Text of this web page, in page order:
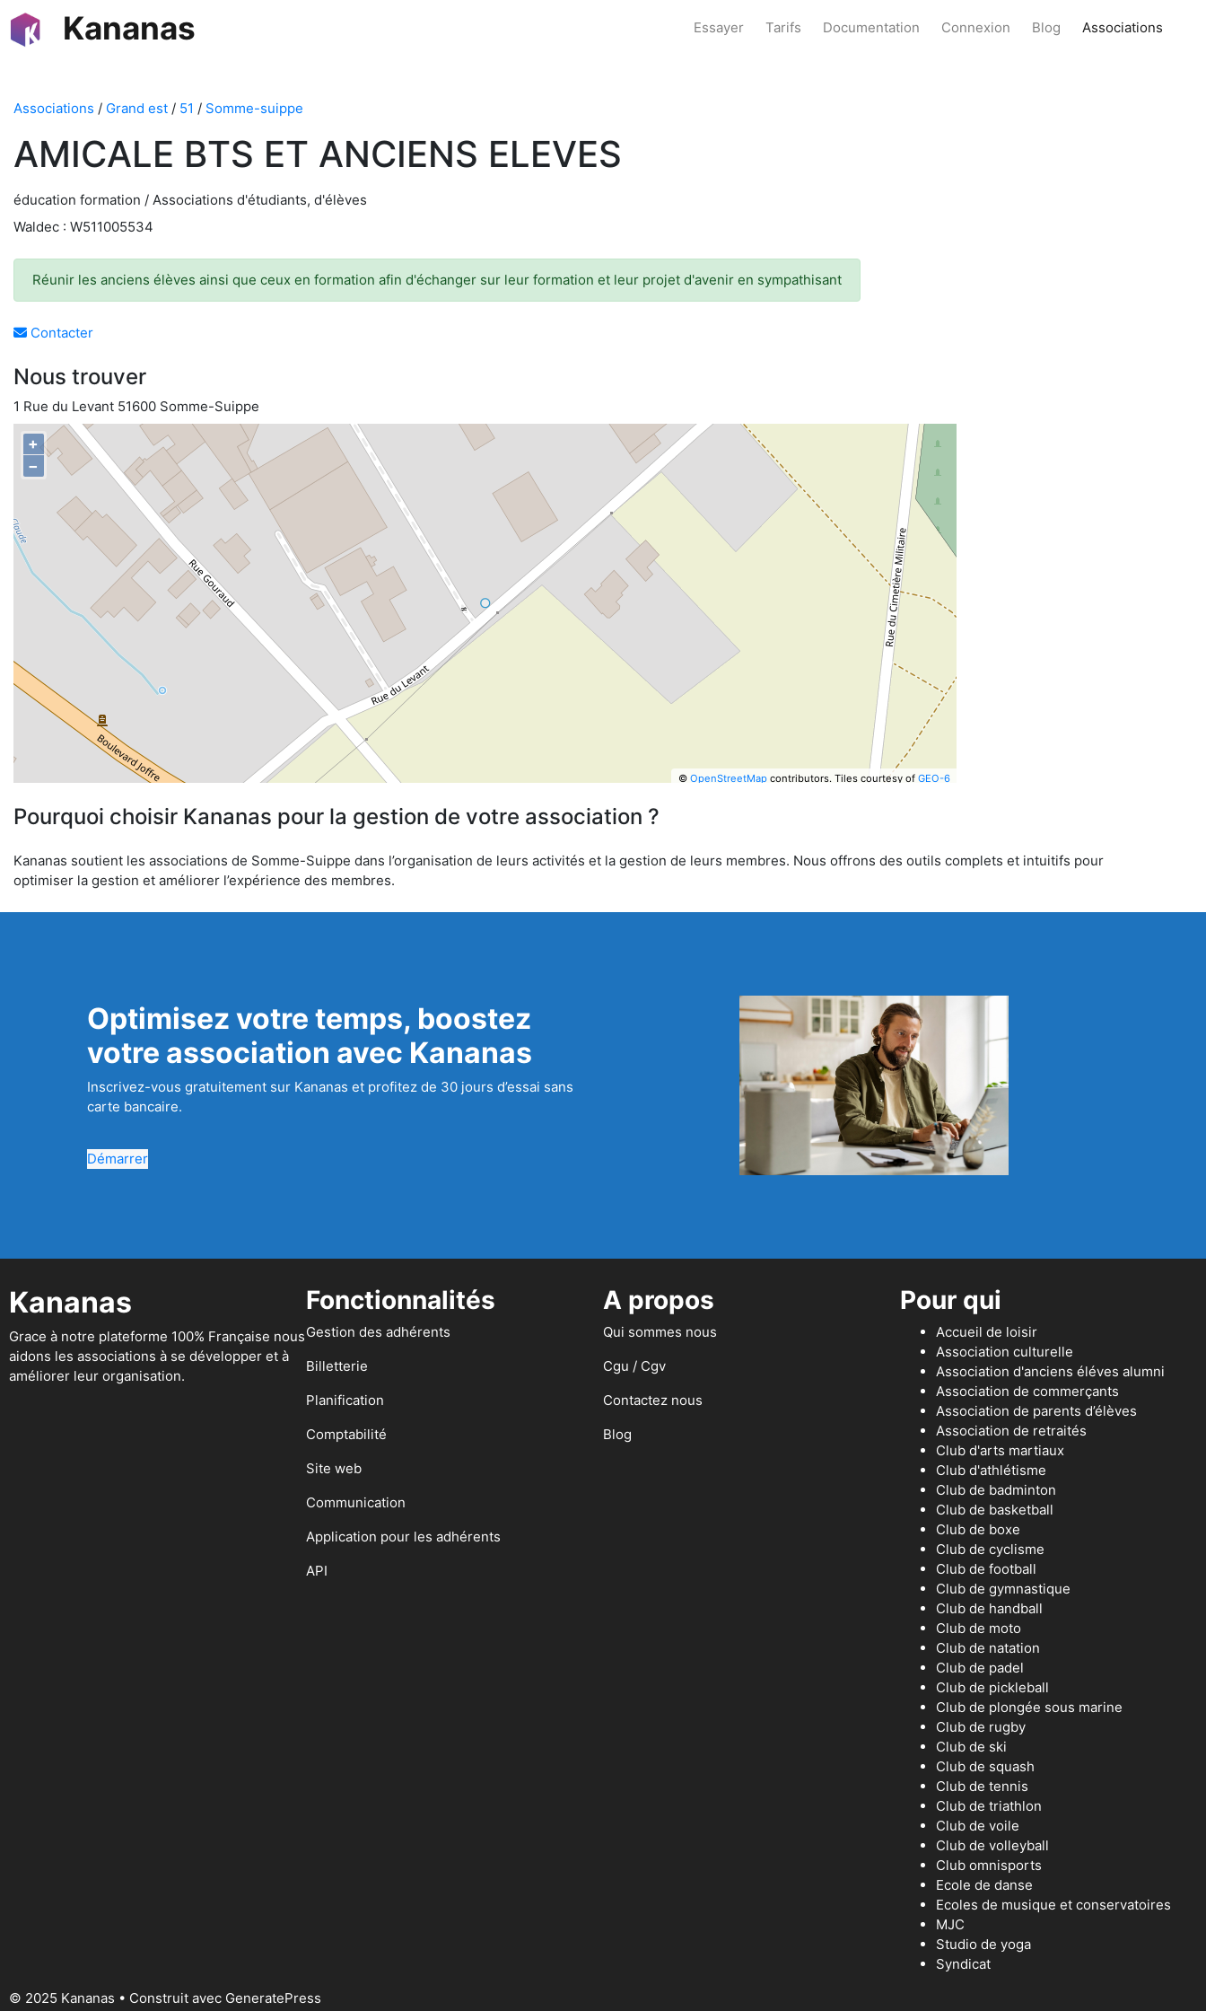
Kananas Essayer Tarifs Documentation Connexion Blog Associations
Associations / Grand est / 51 / Somme-suippe
AMICALE BTS ET ANCIENS ELEVES
éducation formation / Associations d'étudiants, d'élèves
Waldec : W511005534
Réunir les anciens élèves ainsi que ceux en formation afin d'échanger sur leur formation et leur projet d'avenir en sympathisant
Contacter
Nous trouver
1 Rue du Levant 51600 Somme-Suippe
+
−
© OpenStreetMapcontributors. Tiles courtesy of GEO-6
Pourquoi choisir Kananas pour la gestion de votre association ?
Kananas soutient les associations de Somme-Suippe dans l’organisation de leurs activités et la gestion de leurs membres. Nous offrons des outils complets et intuitifs pour
optimiser la gestion et améliorer l’expérience des membres.
Optimisez votre temps, boostez
votre association avec Kananas
Inscrivez-vous gratuitement sur Kananas et profitez de 30 jours d’essai sans
carte bancaire.
Démarrer
Kananas
Grace à notre plateforme 100% Française nous
aidons les associations à se développer et à
améliorer leur organisation.
Fonctionnalités
Gestion des adhérents
Billetterie
Planification
Comptabilité
Site web
Communication
Application pour les adhérents
API
A propos
Qui sommes nous
Cgu / Cgv
Contactez nous
Blog
Pour qui
Accueil de loisir
Association culturelle
Association d'anciens éléves alumni
Association de commerçants
Association de parents d’élèves
Association de retraités
Club d'arts martiaux
Club d'athlétisme
Club de badminton
Club de basketball
Club de boxe
Club de cyclisme
Club de football
Club de gymnastique
Club de handball
Club de moto
Club de natation
Club de padel
Club de pickleball
Club de plongée sous marine
Club de rugby
Club de ski
Club de squash
Club de tennis
Club de triathlon
Club de voile
Club de volleyball
Club omnisports
Ecole de danse
Ecoles de musique et conservatoires
MJC
Studio de yoga
Syndicat
© 2025 Kananas • Construit avec GeneratePress